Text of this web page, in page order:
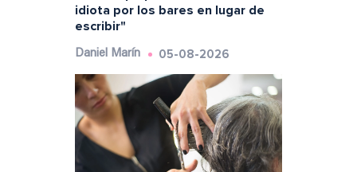
idiota por los bares en lugar de
escribir"
Daniel Marín 05-08-2026